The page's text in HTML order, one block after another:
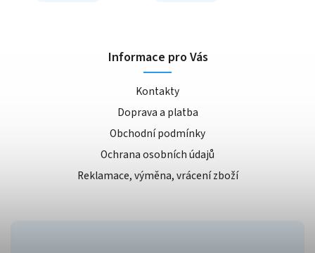
Informace pro Vás
Kontakty
Doprava a platba
Obchodní podmínky
Ochrana osobních údajů
Reklamace, výměna, vrácení zboží